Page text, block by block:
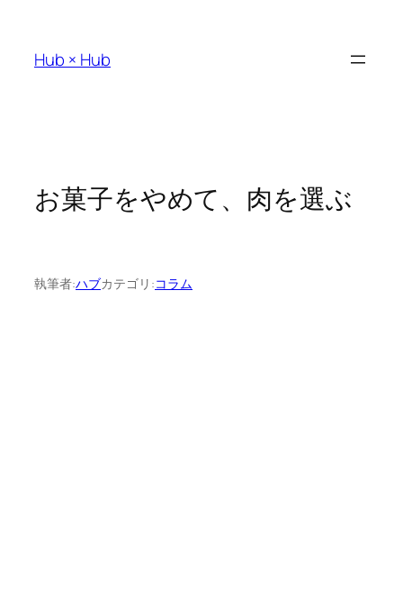
Hub × Hub
お菓子をやめて、肉を選ぶ
執筆者:ハブカテゴリ:コラム